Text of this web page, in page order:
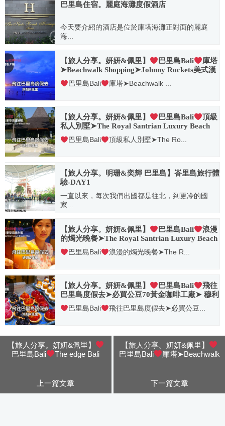
巴里島住宿。麗庭海灘度假酒店
今天要介紹的酒店是位於庫塔海灘正對面的麗庭
海...
2014.01.28
【旅人分享。妍妍&佩里】 巴里島Bali
庫塔
➤Beachwalk Shopping➤Johnny Rockets美式漢
堡➤洋人街➤Al Dente 歐老爸餐廳➤搭機回台
巴里島Bali 庫塔➤Beachwalk ...
2018.10.31
【旅人分享。妍妍&佩里】 巴里島Bali
頂級
私人別墅➤The Royal Santrian Luxury Beach
Villas 皇家桑川豪華海灘別墅(房型環境篇)
巴里島Bali 頂級私人別墅➤The Ro...
【旅人分享。明珊&奕輝 巴里島】峇里島旅行體
驗-DAY1
一直以來，每次我們出國都是往北，到更冷的國
家...
2015.08.18
【旅人分享。妍妍&佩里】 巴里島Bali
浪漫
的燭光晚餐➤The Royal Santrian Luxury Beach
Villas 皇家桑川豪華海灘別墅(美食SPA篇)
巴里島Bali 浪漫的燭光晚餐➤The R...
2018.10.31
【旅人分享。妍妍&佩里】 巴里島Bali
飛往
巴里島度假去➤必買公豆70黃金咖啡工廠➤ 穆利
雅Mulia晚餐Edogin Buffet
巴里島Bali 飛往巴里島度假去➤必買公豆...
【旅人分享。妍妍&佩里】
巴里島Bali
The edge Bali
上一篇文章
【旅人分享。妍妍&佩里】
巴里島Bali
庫塔➤Beachwalk
老爸餐廳➤搭機回台
下一篇文章